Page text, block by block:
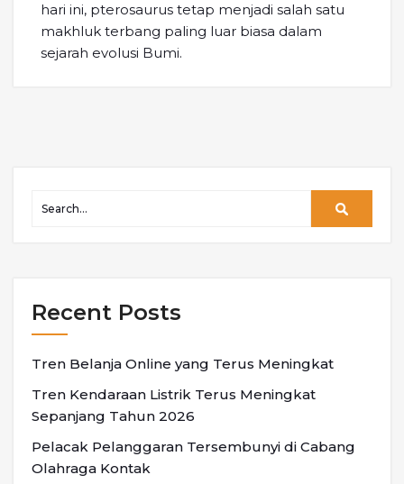
hari ini, pterosaurus tetap menjadi salah satu
makhluk terbang paling luar biasa dalam
sejarah evolusi Bumi.
Recent Posts
Tren Belanja Online yang Terus Meningkat
Tren Kendaraan Listrik Terus Meningkat
Sepanjang Tahun 2026
Pelacak Pelanggaran Tersembunyi di Cabang
Olahraga Kontak